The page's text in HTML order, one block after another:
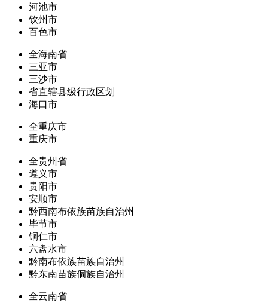
河池市
钦州市
百色市
全海南省
三亚市
三沙市
省直辖县级行政区划
海口市
全重庆市
重庆市
全贵州省
遵义市
贵阳市
安顺市
黔西南布依族苗族自治州
毕节市
铜仁市
六盘水市
黔南布依族苗族自治州
黔东南苗族侗族自治州
全云南省